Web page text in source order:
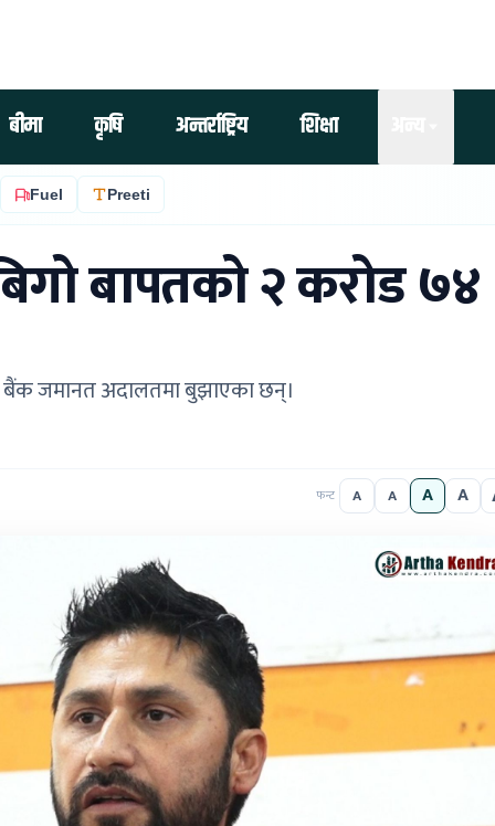
बीमा कृषि अन्तर्राष्ट्रिय शिक्षा
Fuel Preeti
बापतको २ करोड ७४
बैंक जमानत अदालतमा बुझाएका छन्।
फन्ट A A A A